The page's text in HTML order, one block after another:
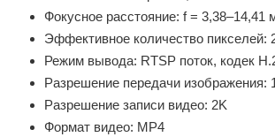
Фокусное расстояние: f = 3,38–14,41
Эффективное количество пикселей:
Режим вывода: RTSP поток, кодек
Разрешение передачи изображения:
Разрешение записи видео: 2K
Формат видео: MP4